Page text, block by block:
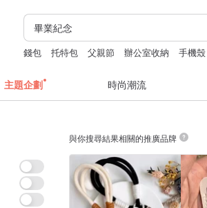
錢包 托特包 父親節 辦公室收納 手機殼
主題企劃 時尚潮流
與你搜尋結果相關的推廣品牌